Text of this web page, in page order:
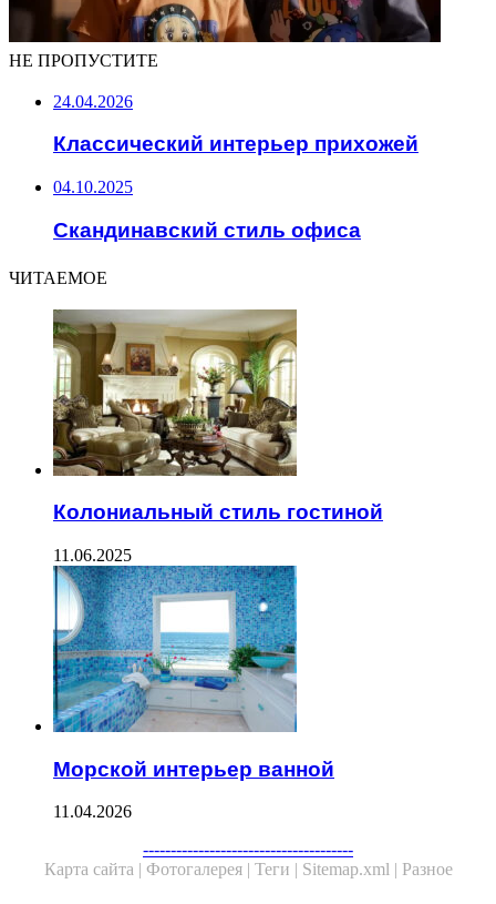
НЕ ПРОПУСТИТЕ
24.04.2026
Классический интерьер прихожей
04.10.2025
Скандинавский стиль офиса
ЧИТАЕМОЕ
Колониальный стиль гостиной
11.06.2025
Морской интерьер ванной
11.04.2026
--------------------------------------
Карта сайта | Фотогалерея | Теги | Sitemap.xml | Разное